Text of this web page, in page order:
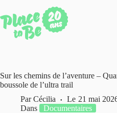
au
contenu
Sur les chemins de l’aventure –
boussole de l’ultra trail
Par Cécilia Le 21 mai
Dans
Documentaires